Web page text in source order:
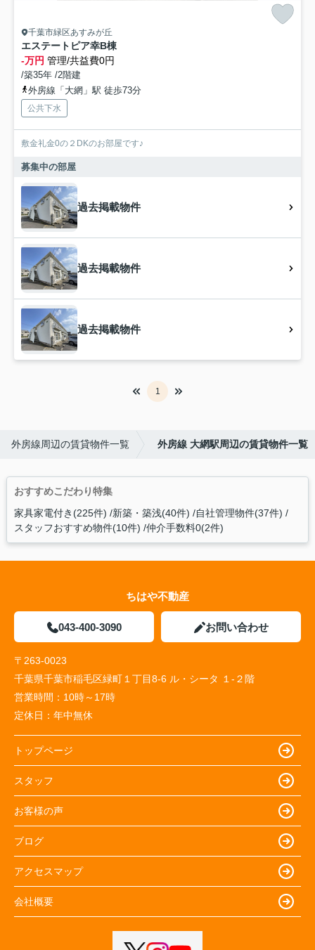
千葉市緑区あすみが丘
エステートピア幸B棟
-万円 管理/共益費0円
/築35年 /2階建
外房線「大網」駅 徒歩73分
公共下水
敷金礼金0の２DKのお部屋です♪
募集中の部屋
過去掲載物件
過去掲載物件
過去掲載物件
1
外房線周辺の賃貸物件一覧 外房線 大網駅周辺の賃貸物件一覧
おすすめこだわり特集
家具家電付き(225件) 新築・築浅(40件) 自社管理物件(37件)
スタッフおすすめ物件(10件) 仲介手数料0(2件)
ちはや不動産
043-400-3090 お問い合わせ
〒263-0023
千葉県千葉市稲毛区緑町１丁目8-6 ル・シータ １-２階
営業時間： 10時～17時
定休日： 年中無休
トップページ
スタッフ
お客様の声
ブログ
アクセスマップ
会社概要